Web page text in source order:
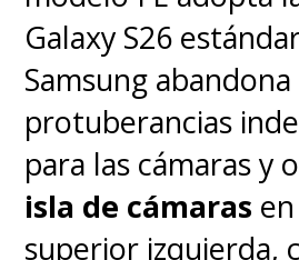
Galaxy S26
Samsung
protuberancias
para las cámaras y
isla de cámaras
superior izquierda,